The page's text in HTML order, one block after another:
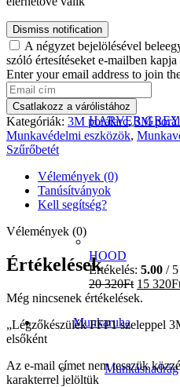
HARVER
HOOD
Értékelés: 5.00 / 5
20 320Ft 15 320
Munkaruha
Munkásnadrág
Dismiss notification
A négyzet bejelölésével
szóló értesítéseket e-mailben kapja
Enter your email address to join
Csatlakozz a várólistához
Kategóriák: 3M porálarc, 3M
Munkavédelmi eszközök,
Szűrőbetét
Vélemények (0)
Tanúsítványok
Kell segítség?
Vélemények (0)
Értékelések
Még nincsenek értékelések.
„Légzőkészülék FFP1 szeleppel
elsőként
Az e-mail címet nem tesszük
karakterrel jelöltük